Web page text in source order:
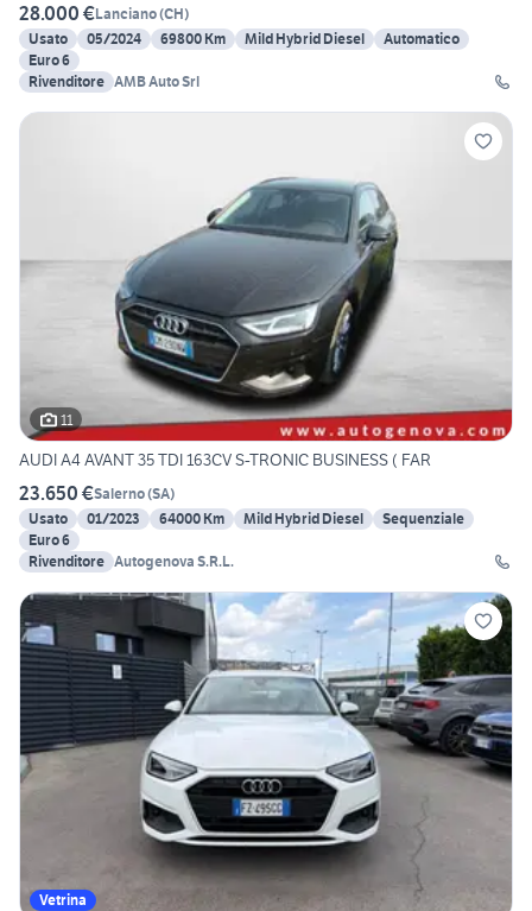
28.000 €Lanciano(CH)
Usato
05/2024 69800 Km Mild Hybrid Diesel
Automatico
Euro 6
Rivenditore AMB Auto Srl
11
AUDI A4 AVANT 35 TDI 163CV S-TRONIC BUSINESS ( FAR
23.650 €Salerno(SA)
Usato
01/2023 64000 Km Mild Hybrid Diesel
Sequenziale
Euro 6
Rivenditore Autogenova S.R.L.
Vetrina